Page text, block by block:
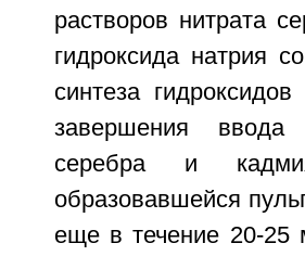
растворов нитрата
гидроксида натрия
синтеза
завершения ввода
серебра и
образовавшейся
еще в течение 20-25